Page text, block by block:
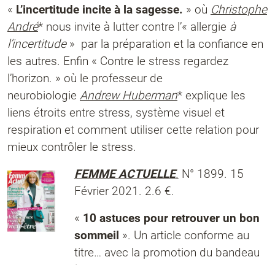
« L’incertitude incite à la sagesse. » où Christophe
André* nous invite à lutter contre l’« allergie à
l’incertitude» par la préparation et la confiance en
les autres. Enfin « Contre le stress regardez
l’horizon. » où le professeur de
neurobiologie Andrew Huberman* explique les
liens étroits entre stress, système visuel et
respiration et comment utiliser cette relation pour
mieux contrôler le stress.
FEMME ACTUELLE. N° 1899. 15
Février 2021. 2.6 €.
« 10 astuces pour retrouver un bon
sommeil ». Un article conforme au
titre… avec la promotion du bandeau